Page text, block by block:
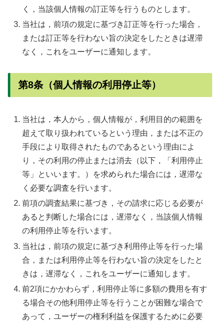
く，当該個人情報の訂正等を行うものとします。
当社は，前項の規定に基づき訂正等を行った場合，
または訂正等を行わない旨の決定をしたときは遅滞
なく，これをユーザーに通知します。
第8条（個人情報の利用停止等）
当社は，本人から，個人情報が，利用目的の範囲を
超えて取り扱われているという理由，または不正の
手段により取得されたものであるという理由によ
り，その利用の停止または消去（以下，「利用停止
等」といいます。）を求められた場合には，遅滞な
く必要な調査を行います。
前項の調査結果に基づき，その請求に応じる必要が
あると判断した場合には，遅滞なく，当該個人情報
の利用停止等を行います。
当社は，前項の規定に基づき利用停止等を行った場
合，または利用停止等を行わない旨の決定をしたと
きは，遅滞なく，これをユーザーに通知します。
前2項にかかわらず，利用停止等に多額の費用を有す
る場合その他利用停止等を行うことが困難な場合で
あって，ユーザーの権利利益を保護するために必要